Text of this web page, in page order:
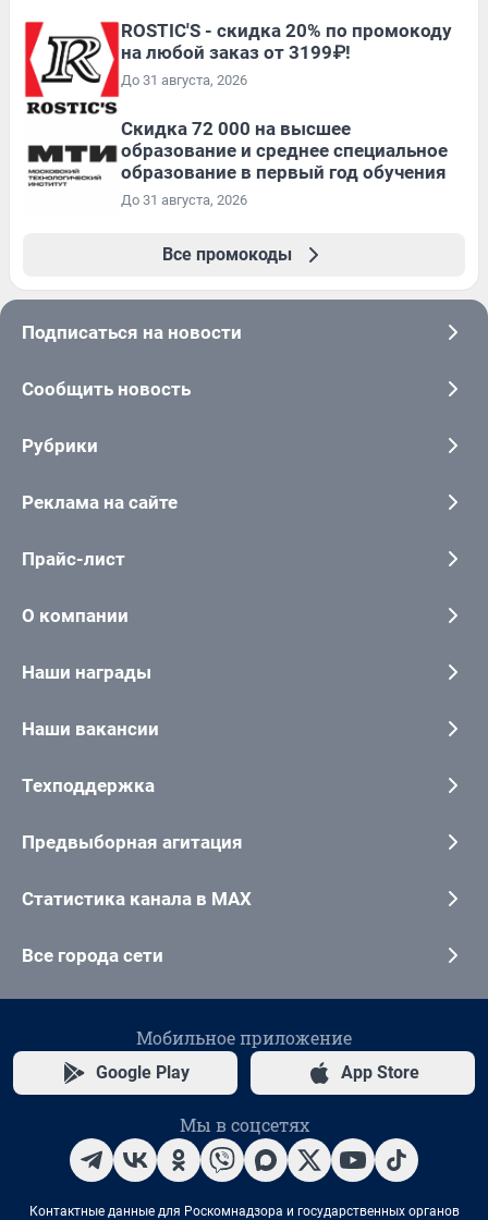
ROSTIC'S - скидка 20% по промокоду
на любой заказ от 3199₽!
До 31 августа, 2026
Скидка 72 000 на высшее
образование и среднее специальное
образование в первый год обучения
До 31 августа, 2026
Все промокоды
Подписаться на новости
Сообщить новость
Рубрики
Реклама на сайте
Прайс-лист
О компании
Наши награды
Наши вакансии
Техподдержка
Предвыборная агитация
Статистика канала в MAX
Все города сети
Мобильное приложение
Google Play App Store
Мы в соцсетях
Контактные данные для Роскомнадзора и государственных органов